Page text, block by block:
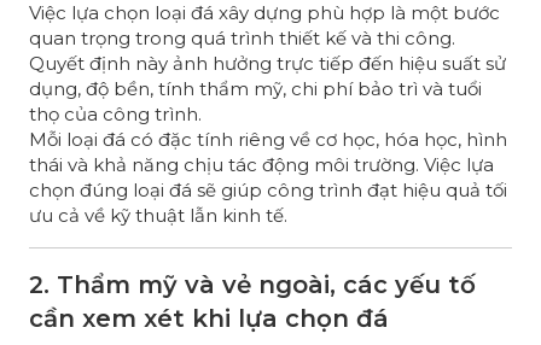
Việc lựa chọn loại đá xây dựng phù hợp là một bước
quan trọng trong quá trình thiết kế và thi công.
Quyết định này ảnh hưởng trực tiếp đến hiệu suất sử
dụng, độ bền, tính thẩm mỹ, chi phí bảo trì và tuổi
thọ của công trình.
Mỗi loại đá có đặc tính riêng về cơ học, hóa học, hình
thái và khả năng chịu tác động môi trường. Việc lựa
chọn đúng loại đá sẽ giúp công trình đạt hiệu quả tối
ưu cả về kỹ thuật lẫn kinh tế.
2. Thẩm mỹ và vẻ ngoài, các yếu tố
cần xem xét khi lựa chọn đá